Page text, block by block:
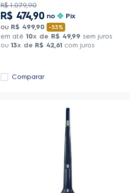
R$ 1.079,90
R$ 474,90 no
Pix
ou R$ 499,90 -53%
em até 10x de R$ 49,99 sem juros
ou 13x de R$ 42,61 com juros
Comparar